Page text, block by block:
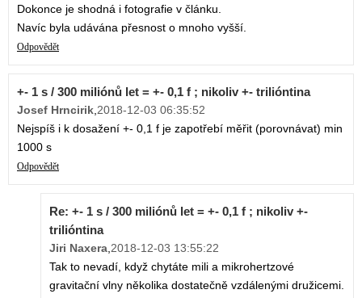
Dokonce je shodná i fotografie v článku.
Navíc byla udávána přesnost o mnoho vyšší.
Odpovědět
+- 1 s / 300 miliónů let = +- 0,1 f ; nikoliv +- trilióntina
Josef Hrncirik,2018-12-03 06:35:52
Nejspíš i k dosažení +- 0,1 f je zapotřebí měřit (porovnávat) min
1000 s
Odpovědět
Re: +- 1 s / 300 miliónů let = +- 0,1 f ; nikoliv +-
trilióntina
Jiri Naxera,2018-12-03 13:55:22
Tak to nevadí, když chytáte mili a mikrohertzové
gravitační vlny několika dostatečně vzdálenými družicemi.